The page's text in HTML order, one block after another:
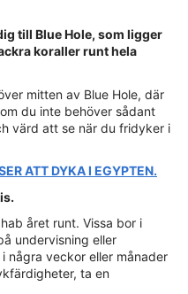
till Blue Hole, som ligger
koraller runt hela
mitten av Blue Hole, där
du inte behöver sådant
värd att se när du fridyker i
ATT DYKA I EGYPTEN.
året runt. Vissa bor i
undervisning eller
några veckor eller månader
ta en